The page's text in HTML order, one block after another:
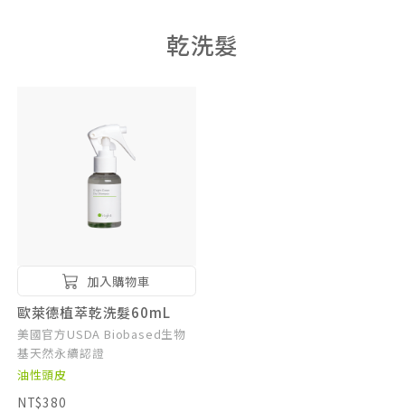
乾洗髮
加入購物車
歐萊德植萃乾洗髮60mL
美國官方USDA Biobased生物
基天然永續認證
油性頭皮
NT$380